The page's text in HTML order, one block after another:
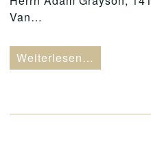
Van…
Weiterlesen…